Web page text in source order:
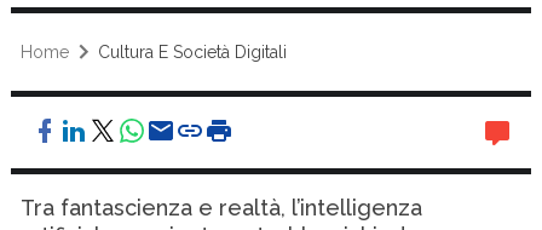
Home Cultura E Società Digitali
Tra fantascienza e realtà, l’intelligenza